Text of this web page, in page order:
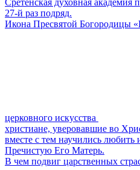
27-й раз подряд.
Икона Пресвятой Богородицы
церковного искусства
христиане, уверовавшие во
вместе с тем научились любить
Пречистую Его Матерь.
В чем подвиг царственных